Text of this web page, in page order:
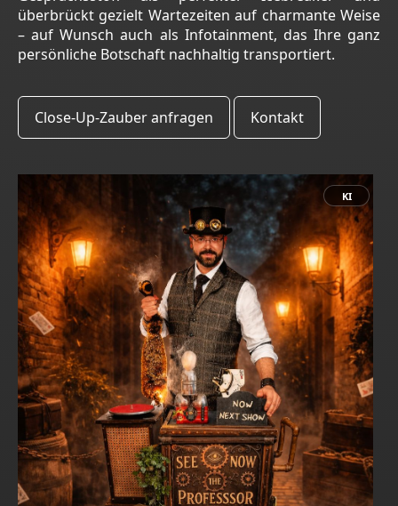
überbrückt gezielt Wartezeiten auf charmante Weise
– auf Wunsch auch als Infotainment, das Ihre ganz
persönliche Botschaft nachhaltig transportiert.
Close-Up-Zauber anfragen Kontakt
KI